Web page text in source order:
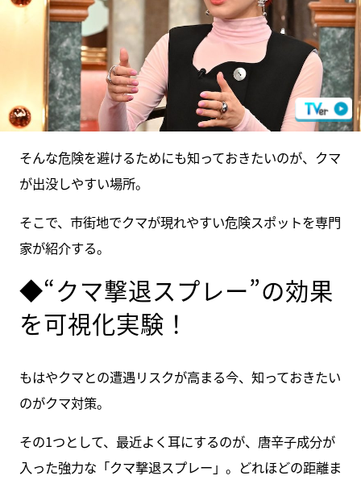
そんな危険を避けるためにも知っておきたいのが、クマ
が出没しやすい場所。
そこで、市街地でクマが現れやすい危険スポットを専門
家が紹介する。
◆“クマ撃退スプレー”の効果
を可視化実験！
もはやクマとの遭遇リスクが高まる今、知っておきたい
のがクマ対策。
その1つとして、最近よく耳にするのが、唐辛子成分が
入った強力な「クマ撃退スプレー」。どれほどの距離ま